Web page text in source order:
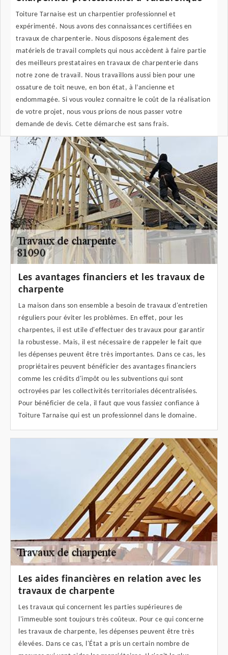
Toiture Tarnaise est un charpentier professionnel et
expérimenté. Nous avons des connaissances certifiées en
travaux de charpenterie. Nous disposons également des
matériels de travail complets qui nous accèdent à faire partie
des meilleurs prestataires en travaux de charpenterie dans
notre zone de travail. Nous travaillons aussi bien pour une
ossature de toit neuve, en bon état, à l’ancienne et
endommagée. Si vous voulez connaitre le coût de la réalisation
de votre projet, nous vous prions de nous passer votre
demande de devis. Cette démarche est sans frais.
Les avantages financiers et les travaux de
charpente
La maison dans son ensemble a besoin de travaux d'entretien
réguliers pour éviter les problèmes. En effet, pour les
charpentes, il est utile d'effectuer des travaux pour garantir
la robustesse. Mais, il est nécessaire de rappeler le fait que
les dépenses peuvent être très importantes. Dans ce cas, les
propriétaires peuvent bénéficier des avantages financiers
comme les crédits d'impôt ou les subventions qui sont
octroyées par les collectivités territoriales décentralisées.
Pour bénéficier de cela, il faut que vous fassiez confiance à
Toiture Tarnaise qui est un professionnel dans le domaine.
Les aides financières en relation avec les
travaux de charpente
Les travaux qui concernent les parties supérieures de
l'immeuble sont toujours très coûteux. Pour ce qui concerne
les travaux de charpente, les dépenses peuvent être très
élevées. Dans ce cas, l'État a pris un certain nombre de